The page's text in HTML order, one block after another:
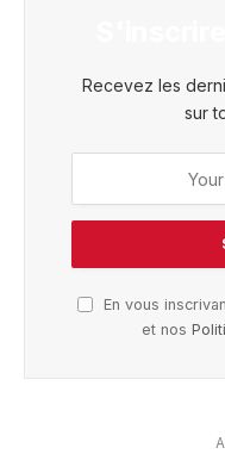
Recevez les
sur
En vous
et nos